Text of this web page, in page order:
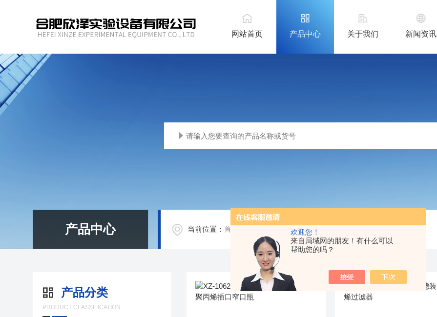
欢迎您！
来自局域网的朋友！有什么可以
帮助您的吗？
网站首页 产品中心 关于我们 新闻资讯
产品中心 当前位置：首页
产品分类
PRODUCT CLASSIFICATION